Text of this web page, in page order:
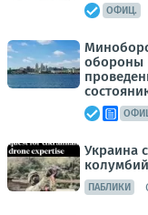
ОФИЦ.
обороны
Украина
ПАБЛИКИ